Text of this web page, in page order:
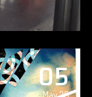
05
May 25